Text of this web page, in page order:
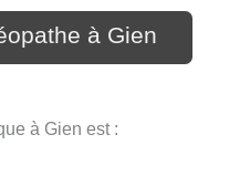
à Gien
à Gien est :